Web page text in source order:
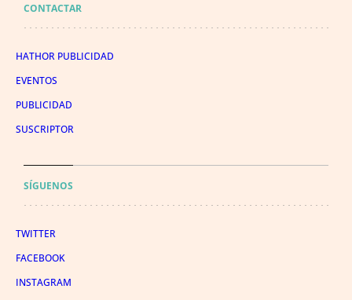
CONTACTAR
HATHOR PUBLICIDAD
EVENTOS
PUBLICIDAD
SUSCRIPTOR
SÍGUENOS
TWITTER
FACEBOOK
INSTAGRAM